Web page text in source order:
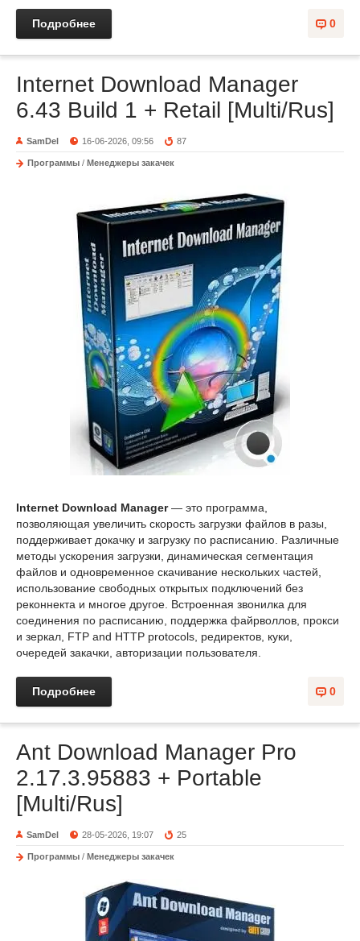
0
Подробнее
Internet Download Manager
6.43 Build 1 + Retail [Multi/Rus]
SamDel 16-06-2026, 09:56 87
Программы / Менеджеры закачек
Internet Download Manager— это программа,
позволяющая увеличить скорость загрузки файлов в разы,
поддерживает докачку и загрузку по расписанию. Различные
методы ускорения загрузки, динамическая сегментация
файлов и одновременное скачивание нескольких частей,
использование свободных открытых подключений без
реконнекта и многое другое. Встроенная звонилка для
соединения по расписанию, поддержка файрволлов, прокси
и зеркал, FTP and HTTP protocols, редиректов, куки,
очередей закачки, авторизации пользователя.
0
Подробнее
Ant Download Manager Pro
2.17.3.95883 + Portable
[Multi/Rus]
SamDel 28-05-2026, 19:07 25
Программы / Менеджеры закачек